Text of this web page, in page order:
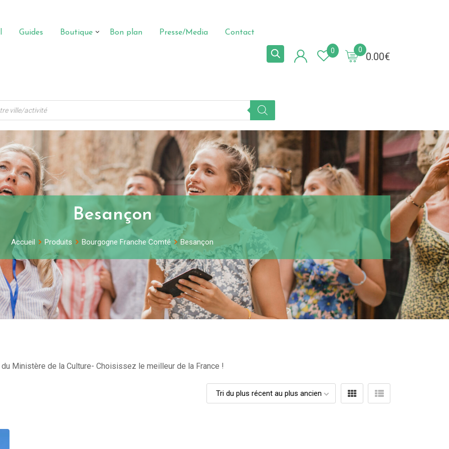
Guides Boutique Bon plan Presse/Media Contact
0.00€
0
0
Besançon
Accueil Produits Bourgogne Franche Comté Besançon
Ministère de la Culture- Choisissez le meilleur de la France !